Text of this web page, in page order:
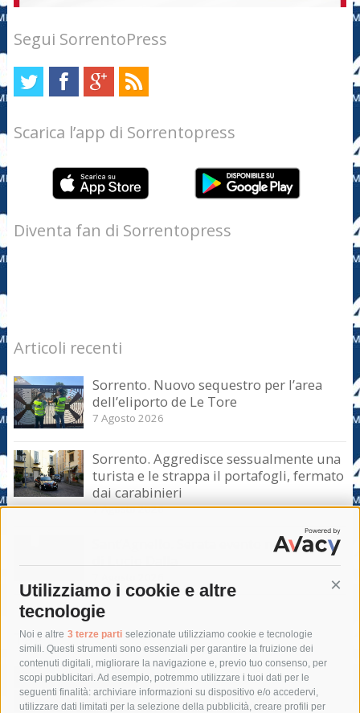
Utilizziamo i cookie e altre
tecnologie
Noi e altre 3 terze parti selezionate utilizziamo cookie e tecnologie
simili. Questi strumenti sono essenziali per garantire la fruizione dei
contenuti digitali, migliorare la navigazione e, previo tuo consenso, per
scopi pubblicitari. Ad esempio, potremmo utilizzare i tuoi dati per le
seguenti finalità: archiviare informazioni su dispositivo e/o accedervi,
utilizzare dati limitati per la selezione della pubblicità, creare profili per
Segui SorrentoPress
Scarica l’app di Sorrentopress
Diventa fan di Sorrentopress
Articoli recenti
Sorrento. Nuovo sequestro per l’area
dell’eliporto de Le Tore
7 Agosto 2026
Sorrento. Aggredisce sessualmente una
turista e le strappa il portafogli, fermato
dai carabinieri
7 Agosto 2026
Sant’Agnello. Serata evento nel ricordo
Tag
acqua allerta meteo
anas
area marina protetta di punta campanella
arresto